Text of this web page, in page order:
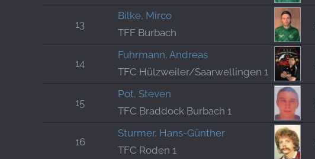
13
Bilke, Mirco
TFF Burbach
14
Fuhrmann, Andreas
TFC Hülzweiler/Saarwellingen 1
15
Pot, Steven
TFC Braddock Burbach 1
16
Sturmer, Hans-Günther
TFC Roden 1